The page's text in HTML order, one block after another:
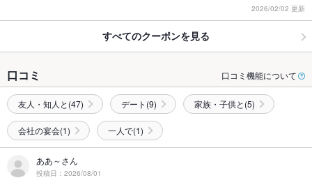
2026/02/02 更新
すべてのクーポンを見る
口コミ 口コミ機能について
友人・知人と(47) デート(9) 家族・子供と(5)
会社の宴会(1) 一人で(1)
ああ～さん
投稿日：2026/08/01